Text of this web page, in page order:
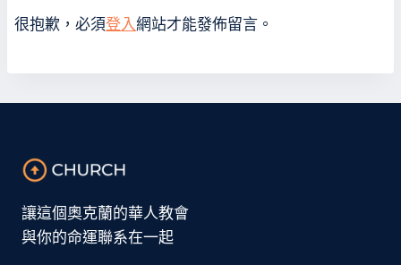
很抱歉，必須登入網站才能發佈留言。
讓這個奧克蘭的華人教會
與你的命運聯系在一起